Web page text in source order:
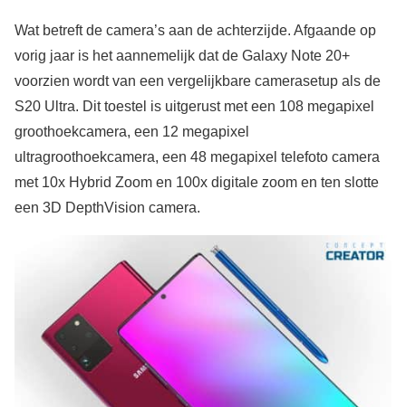
Wat betreft de camera’s aan de achterzijde. Afgaande op
vorig jaar is het aannemelijk dat de Galaxy Note 20+
voorzien wordt van een vergelijkbare camerasetup als de
S20 Ultra. Dit toestel is uitgerust met een 108 megapixel
groothoekcamera, een 12 megapixel
ultragroothoekcamera, een 48 megapixel telefoto camera
met 10x Hybrid Zoom en 100x digitale zoom en ten slotte
een 3D DepthVision camera.